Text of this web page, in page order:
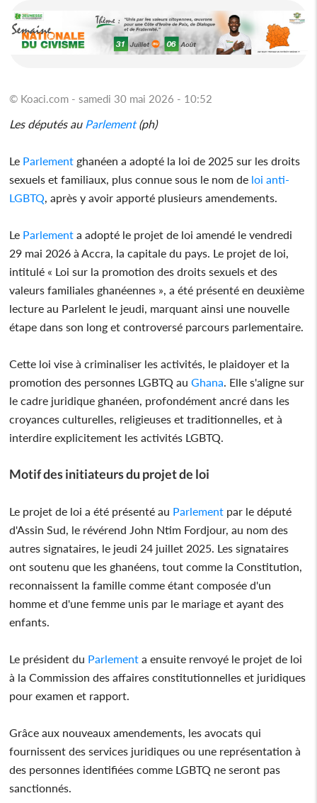
© Koaci.com - samedi 30 mai 2026 - 10:52
Les députés auParlement(ph)
Le Parlement ghanéen a adopté la loi de 2025 sur les droits
sexuels et familiaux, plus connue sous le nom de loi anti-
LGBTQ, après y avoir apporté plusieurs amendements.
Le Parlement a adopté le projet de loi amendé le vendredi
29 mai 2026 à Accra, la capitale du pays. Le projet de loi,
intitulé « Loi sur la promotion des droits sexuels et des
valeurs familiales ghanéennes », a été présenté en deuxième
lecture au Parlelent le jeudi, marquant ainsi une nouvelle
étape dans son long et controversé parcours parlementaire.
Cette loi vise à criminaliser les activités, le plaidoyer et la
promotion des personnes LGBTQ auGhana. Elle s'aligne sur
le cadre juridique ghanéen, profondément ancré dans les
croyances culturelles, religieuses et traditionnelles, et à
interdire explicitement les activités LGBTQ.
Motif des initiateurs du projet de loi
Le projet de loi a été présenté au Parlement par le député
d'Assin Sud, le révérend John Ntim Fordjour, au nom des
autres signataires, le jeudi 24 juillet 2025. Les signataires
ont soutenu que les ghanéens, tout comme la Constitution,
reconnaissent la famille comme étant composée d'un
homme et d'une femme unis par le mariage et ayant des
enfants.
Le président du Parlement a ensuite renvoyé le projet de loi
à la Commission des affaires constitutionnelles et juridiques
pour examen et rapport.
Grâce aux nouveaux amendements, les avocats qui
fournissent des services juridiques ou une représentation à
des personnes identifiées comme LGBTQ ne seront pas
sanctionnés.